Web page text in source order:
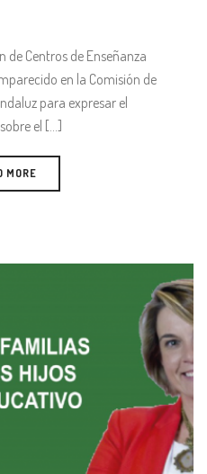
de Centros de Enseñanza
en la Comisión de
para expresar el
el [...]
MORE